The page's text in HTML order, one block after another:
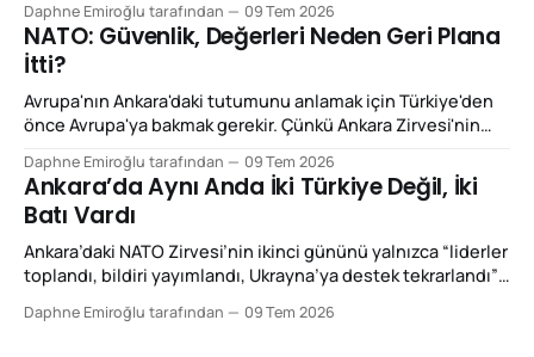
kenarında duran ya da yalnızca coğrafi konumuyla önem
kazanan ülke görüntüsünden uzaklaşmaya çalıştı.
Ankara’nın vermek istediği mesaj daha netti: Eğer Avrupa
gerçekten daha fazla savunma
Daphne Emiroğlu tarafından 09 Tem 2026
NATO: Güvenlik, Değerleri Neden Geri Plana
İtti?
Avrupa'nın Ankara'daki tutumunu anlamak için Türkiye'den
önce Avrupa'ya bakmak gerekir. Çünkü Ankara Zirvesi'nin
değişiminden çok Avrupa'nın değişimini anlatıyordu. Yirmi
yıl önce böyle bir zirve düzenlenseydi, Avrupa'nın ilk
gündemi büyük
Daphne Emiroğlu tarafından 09 Tem 2026
Ankara’da Aynı Anda İki Türkiye Değil, İki
Batı Vardı
Ankara’daki NATO Zirvesi’nin ikinci gününü yalnızca “liderler
toplandı, bildiri yayımlandı, Ukrayna’ya destek tekrarlandı”
Çünkü 8 Temmuz 2026’da Ankara’da ilginç bir şey oldu: Aynı
Daphne Emiroğlu tarafından 09 Tem 2026